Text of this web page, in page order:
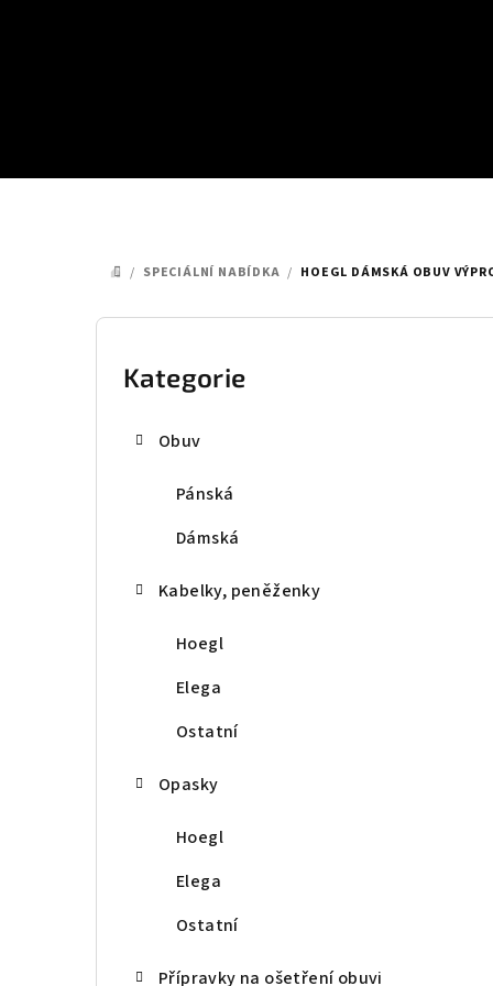
DOMŮ
/ SPECIÁLNÍ NABÍDKA / HOEGL DÁMSKÁ OBUV
P
Přeskočit
kategorie
Kategorie
Obuv
Pánská
Dámská
Kabelky, peněženky
Hoegl
Elega
Ostatní
Opasky
Hoegl
Elega
Ostatní
Přípravky na ošetření obuvi